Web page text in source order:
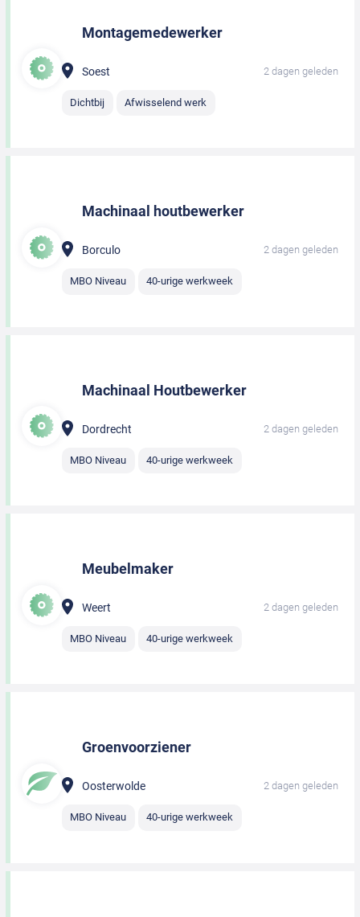
Montagemedewerker
Soest 2 dagen geleden
Dichtbij Afwisselend werk
Machinaal houtbewerker
Borculo 2 dagen geleden
MBO Niveau 40-urige werkweek
Machinaal Houtbewerker
Dordrecht 2 dagen geleden
MBO Niveau 40-urige werkweek
Meubelmaker
Weert 2 dagen geleden
MBO Niveau 40-urige werkweek
Groenvoorziener
Oosterwolde 2 dagen geleden
MBO Niveau 40-urige werkweek